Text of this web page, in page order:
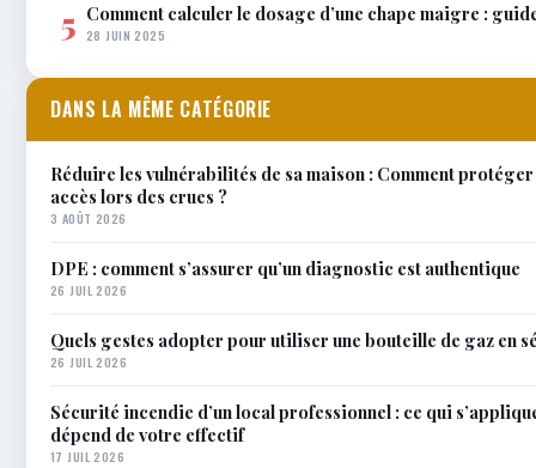
5 Comment calculer le dosage d’une chape maigre :
28 JUIN 2025
DANS LA MÊME CATÉGORIE
Réduire les vulnérabilités de sa maison : Comment
accès lors des crues ?
3 AOÛT 2026
DPE : comment s’assurer qu’un diagnostic est authentique
26 JUIL 2026
Quels gestes adopter pour utiliser une bouteille de gaz en
26 JUIL 2026
Sécurité incendie d’un local professionnel : ce qui
dépend de votre effectif
17 JUIL 2026